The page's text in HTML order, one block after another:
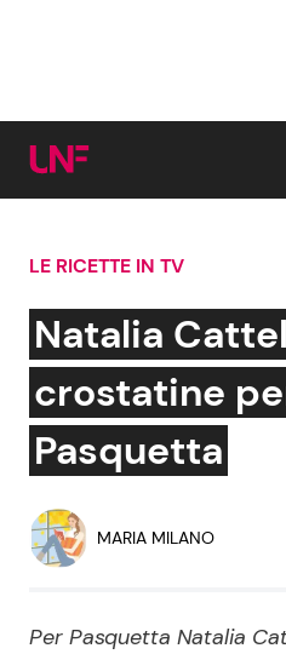
Cerca:
News e Cronaca
Attualità Italiana
Economia
Persone Scomparse
LE RICETTE IN TV
Natalia
crostatine
Pasquetta
MARIA MILANO
Per Pasquetta Natalia